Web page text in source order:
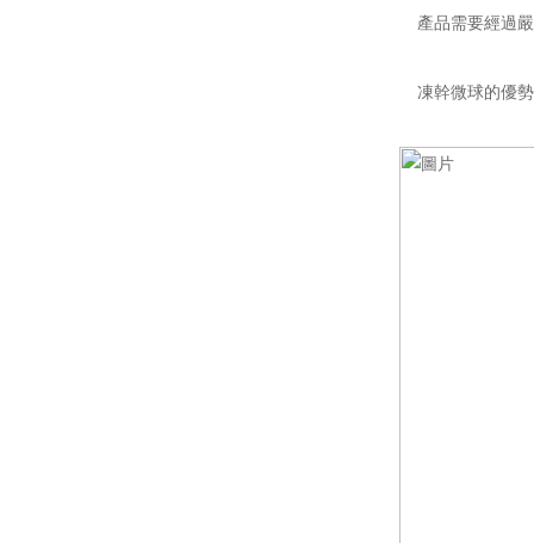
產品需要經過
凍幹微球的優勢